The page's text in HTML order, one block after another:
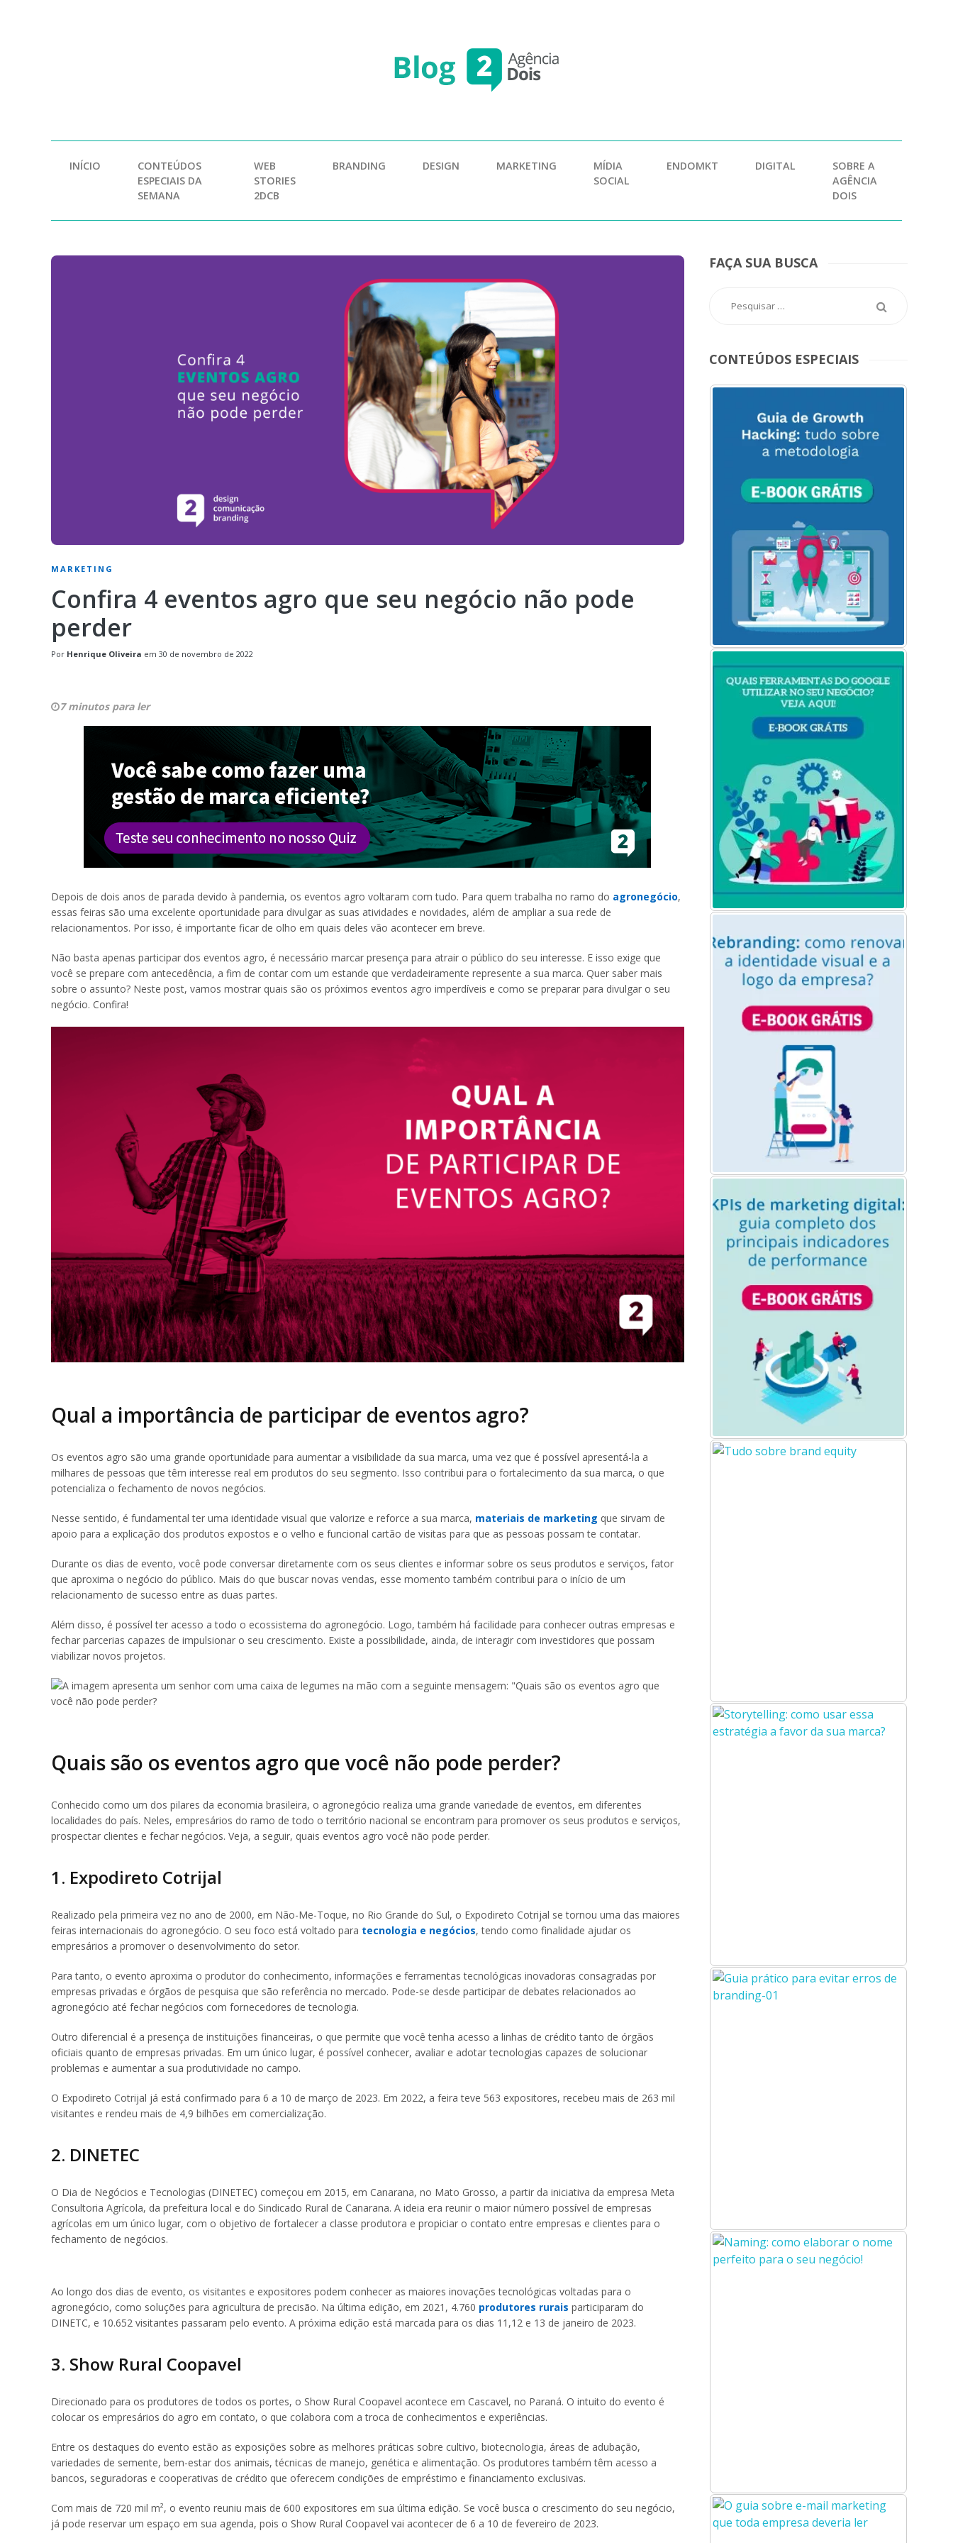
INÍCIO
CONTEÚDOS
ESPECIAIS DA
SEMANA
WEB
STORIES
2DCB
BRANDING DESIGN MARKETING
MÍDIA
SOCIAL
ENDOMKT DIGITAL
SOBRE A
AGÊNCIA
DOIS
MARKETING
Confira 4 eventos agro que seu negócio não pode
perder
Por Henrique Oliveira em 30 de novembro de 2022
7 minutos para ler
Depois de dois anos de parada devido à pandemia, os eventos agro voltaram com tudo. Para quem trabalha no ramo do agronegócio,
essas feiras são uma excelente oportunidade para divulgar as suas atividades e novidades, além de ampliar a sua rede de
relacionamentos. Por isso, é importante ficar de olho em quais deles vão acontecer em breve.
Não basta apenas participar dos eventos agro, é necessário marcar presença para atrair o público do seu interesse. E isso exige que
você se prepare com antecedência, a fim de contar com um estande que verdadeiramente represente a sua marca. Quer saber mais
sobre o assunto? Neste post, vamos mostrar quais são os próximos eventos agro imperdíveis e como se preparar para divulgar o seu
negócio. Confira!
Qual a importância de participar de eventos agro?
Os eventos agro são uma grande oportunidade para aumentar a visibilidade da sua marca, uma vez que é possível apresentá-la a
milhares de pessoas que têm interesse real em produtos do seu segmento. Isso contribui para o fortalecimento da sua marca, o que
potencializa o fechamento de novos negócios.
Nesse sentido, é fundamental ter uma identidade visual que valorize e reforce a sua marca, materiais de marketing que sirvam de
apoio para a explicação dos produtos expostos e o velho e funcional cartão de visitas para que as pessoas possam te contatar.
Durante os dias de evento, você pode conversar diretamente com os seus clientes e informar sobre os seus produtos e serviços, fator
que aproxima o negócio do público. Mais do que buscar novas vendas, esse momento também contribui para o início de um
relacionamento de sucesso entre as duas partes.
Além disso, é possível ter acesso a todo o ecossistema do agronegócio. Logo, também há facilidade para conhecer outras empresas e
fechar parcerias capazes de impulsionar o seu crescimento. Existe a possibilidade, ainda, de interagir com investidores que possam
viabilizar novos projetos.
Quais são os eventos agro que você não pode perder?
Conhecido como um dos pilares da economia brasileira, o agronegócio realiza uma grande variedade de eventos, em diferentes
localidades do país. Neles, empresários do ramo de todo o território nacional se encontram para promover os seus produtos e serviços,
prospectar clientes e fechar negócios. Veja, a seguir, quais eventos agro você não pode perder.
1. Expodireto Cotrijal
Realizado pela primeira vez no ano de 2000, em Não-Me-Toque, no Rio Grande do Sul, o Expodireto Cotrijal se tornou uma das maiores
feiras internacionais do agronegócio. O seu foco está voltado para tecnologia e negócios, tendo como finalidade ajudar os
empresários a promover o desenvolvimento do setor.
Para tanto, o evento aproxima o produtor do conhecimento, informações e ferramentas tecnológicas inovadoras consagradas por
empresas privadas e órgãos de pesquisa que são referência no mercado. Pode-se desde participar de debates relacionados ao
agronegócio até fechar negócios com fornecedores de tecnologia.
Outro diferencial é a presença de instituições financeiras, o que permite que você tenha acesso a linhas de crédito tanto de órgãos
oficiais quanto de empresas privadas. Em um único lugar, é possível conhecer, avaliar e adotar tecnologias capazes de solucionar
problemas e aumentar a sua produtividade no campo.
O Expodireto Cotrijal já está confirmado para 6 a 10 de março de 2023. Em 2022, a feira teve 563 expositores, recebeu mais de 263 mil
visitantes e rendeu mais de 4,9 bilhões em comercialização.
2. DINETEC
O Dia de Negócios e Tecnologias (DINETEC) começou em 2015, em Canarana, no Mato Grosso, a partir da iniciativa da empresa Meta
Consultoria Agrícola, da prefeitura local e do Sindicado Rural de Canarana. A ideia era reunir o maior número possível de empresas
agrícolas em um único lugar, com o objetivo de fortalecer a classe produtora e propiciar o contato entre empresas e clientes para o
fechamento de negócios.
Ao longo dos dias de evento, os visitantes e expositores podem conhecer as maiores inovações tecnológicas voltadas para o
agronegócio, como soluções para agricultura de precisão. Na última edição, em 2021, 4.760 produtores rurais participaram do
DINETC, e 10.652 visitantes passaram pelo evento. A próxima edição está marcada para os dias 11,12 e 13 de janeiro de 2023.
3. Show Rural Coopavel
Direcionado para os produtores de todos os portes, o Show Rural Coopavel acontece em Cascavel, no Paraná. O intuito do evento é
colocar os empresários do agro em contato, o que colabora com a troca de conhecimentos e experiências.
Entre os destaques do evento estão as exposições sobre as melhores práticas sobre cultivo, biotecnologia, áreas de adubação,
variedades de semente, bem-estar dos animais, técnicas de manejo, genética e alimentação. Os produtores também têm acesso a
bancos, seguradoras e cooperativas de crédito que oferecem condições de empréstimo e financiamento exclusivas.
Com mais de 720 mil m², o evento reuniu mais de 600 expositores em sua última edição. Se você busca o crescimento do seu negócio,
já pode reservar um espaço em sua agenda, pois o Show Rural Coopavel vai acontecer de 6 a 10 de fevereiro de 2023.
FAÇA SUA BUSCA
CONTEÚDOS ESPECIAIS
MENU